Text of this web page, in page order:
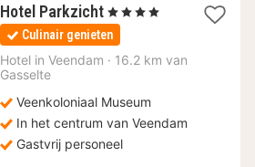
Hotel Parkzicht3
nachten
vanaf
€
, 4 Sterren
Culinair genieten
Hotel in Veendam · 16.2 km van
Gasselte
Veenkoloniaal Museum
In het centrum van Veendam
Gastvrij personeel